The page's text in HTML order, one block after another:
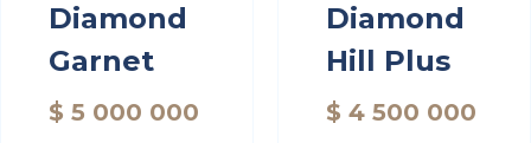
Diamond
Garnet
$ 5 000 000
Diamond
Hill Plus
$ 4 500 000